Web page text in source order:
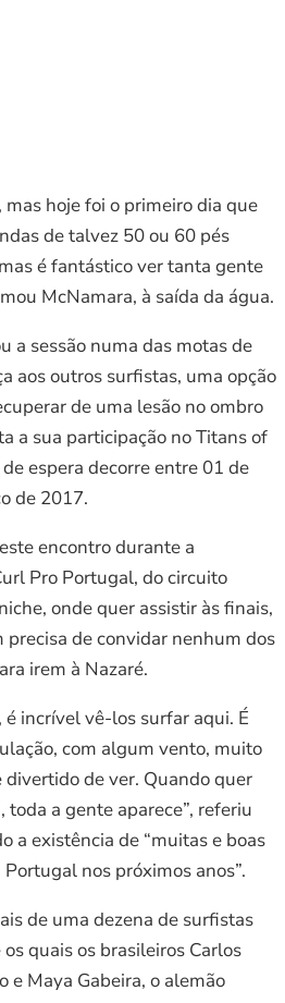
mas hoje foi o primeiro dia que
de talvez 50 ou 60 pés
é fantástico ver tanta gente
McNamara, à saída da água.
a sessão numa das motas de
aos outros surfistas, uma opção
de uma lesão no ombro
a sua participação no Titans of
espera decorre entre 01 de
de 2017.
encontro durante a
Pro Portugal, do circuito
onde quer assistir às finais,
precisa de convidar nenhum dos
irem à Nazaré.
é incrível vê-los surfar aqui. É
com algum vento, muito
de ver. Quando quer
toda a gente aparece”, referiu
a existência de “muitas e boas
nos próximos anos”.
de uma dezena de surfistas
quais os brasileiros Carlos
e Maya Gabeira, o alemão